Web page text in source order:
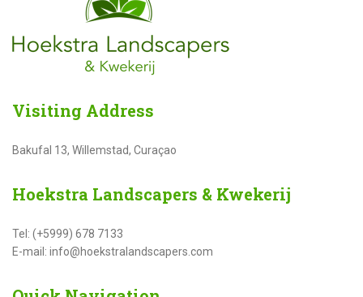
Visiting Address
Bakufal 13, Willemstad, Curaçao
Hoekstra Landscapers & Kwekerij
Tel: (+5999) 678 7133
E-mail: info@hoekstralandscapers.com